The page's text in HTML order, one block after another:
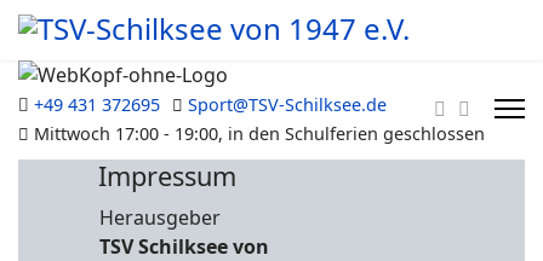
+49 431 372695
Sport@TSV-Schilksee.de
Mittwoch 17:00 - 19:00, in den Schulferien geschlossen
Impressum
Herausgeber
TSV Schilksee von